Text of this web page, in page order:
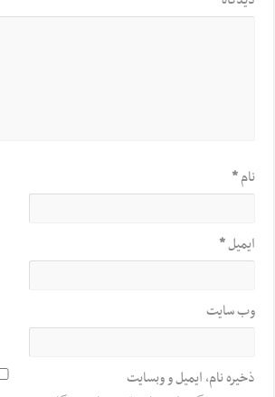
نام*
ایمیل*
وب‌ سایت
ذخیره نام، ایمیل و وبسایت